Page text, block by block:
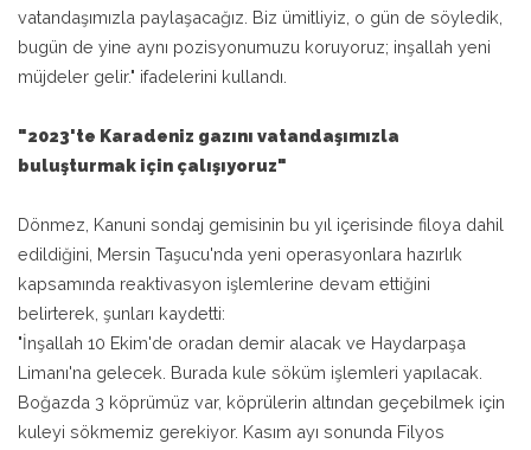
vatandaşımızla paylaşacağız. Biz ümitliyiz, o gün de söyledik,
bugün de yine aynı pozisyonumuzu koruyoruz; inşallah yeni
müjdeler gelir." ifadelerini kullandı.
"2023'te Karadeniz gazını vatandaşımızla
buluşturmak için çalışıyoruz"
Dönmez, Kanuni sondaj gemisinin bu yıl içerisinde filoya dahil
edildiğini, Mersin Taşucu'nda yeni operasyonlara hazırlık
kapsamında reaktivasyon işlemlerine devam ettiğini
belirterek, şunları kaydetti:
"İnşallah 10 Ekim'de oradan demir alacak ve Haydarpaşa
Limanı'na gelecek. Burada kule söküm işlemleri yapılacak.
Boğazda 3 köprümüz var, köprülerin altından geçebilmek için
kuleyi sökmemiz gerekiyor. Kasım ayı sonunda Filyos